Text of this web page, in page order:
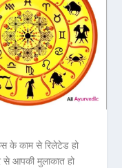
के काम से रिलेटेड हो
से आपकी मुलाकात हो